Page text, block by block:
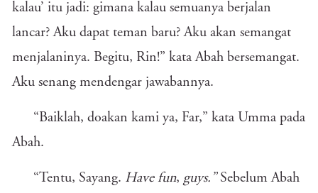
kalau’ itu jadi: gimana kalau semuanya berjalan
lancar? Aku dapat teman baru? Aku akan semangat
menjalaninya. Begitu, Rin!” kata Abah bersemangat.
Aku senang mendengar jawabannya.
“Baiklah, doakan kami ya, Far,” kata Umma pada
Abah.
“Tentu, Sayang. Have fun, guys.” Sebelum Abah